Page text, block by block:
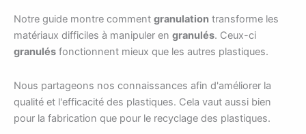
Notre guide montre comment granulation transforme les
matériaux difficiles à manipuler en granulés. Ceux-ci
granulés fonctionnent mieux que les autres plastiques.
Nous partageons nos connaissances afin d'améliorer la
qualité et l'efficacité des plastiques. Cela vaut aussi bien
pour la fabrication que pour le recyclage des plastiques.